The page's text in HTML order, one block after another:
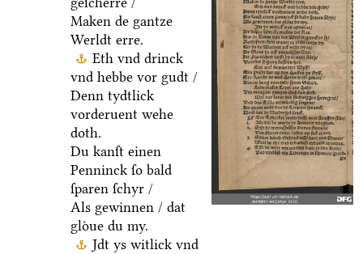
Maken de gantze
Werldt erre.
Eth vnd drinck
vnd hebbe vor gudt /
Denn tydtlick
vorderuent wehe
doth.
Du kanſt einen
Penninck ſo bald
ſparen ſchyr /
Als gewinnen / dat
gloͤue du my.
Jdt ys witlick vnd